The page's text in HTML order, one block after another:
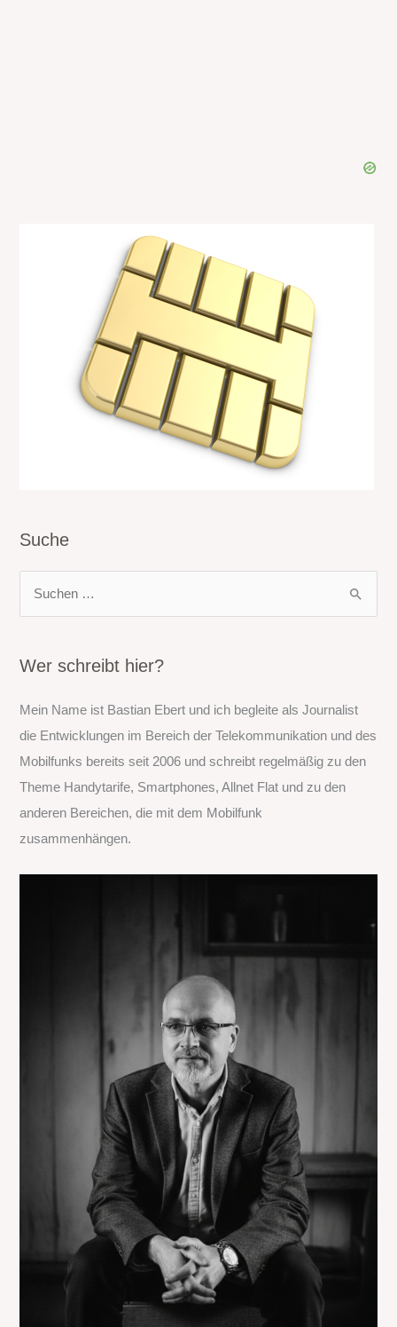
Suche
h
n
n
a
c
h
:
Wer schreibt hier?
Mein Name ist Bastian Ebert und ich begleite als Journalist
die Entwicklungen im Bereich der Telekommunikation und des
Mobilfunks bereits seit 2006 und schreibt regelmäßig zu den
Theme Handytarife, Smartphones, Allnet Flat und zu den
anderen Bereichen, die mit dem Mobilfunk
zusammenhängen.